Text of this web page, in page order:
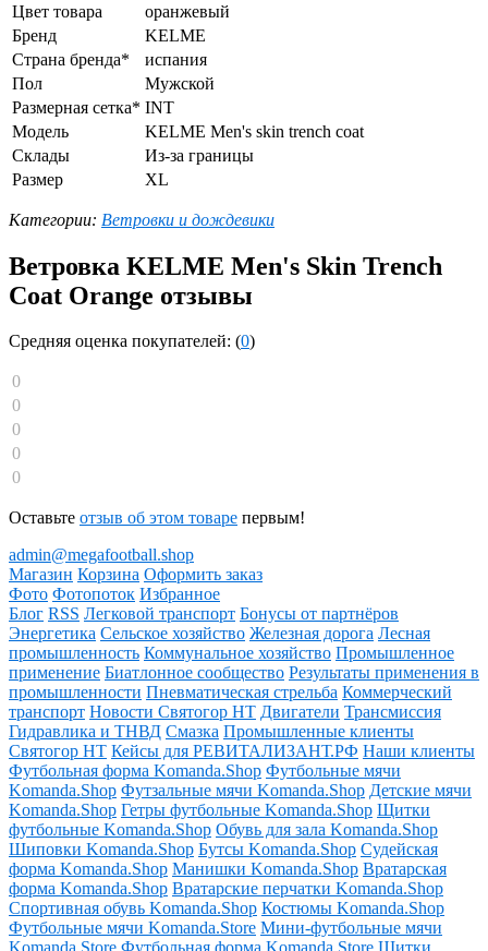
Цвет товара
оранжевый
Бренд
KELME
Страна бренда*
испания
Пол
Мужской
Размерная сетка* INT
Модель
KELME Men's skin trench coat
Склады
Из-за границы
Размер
XL
Категории: Ветровки и дождевики
Ветровка KELME Men's Skin Trench
Coat Orange отзывы
Средняя оценка покупателей: (0)
0
0
0
0
0
Оставьте отзыв об этом товаре первым!
admin@megafootball.shop
Магазин Корзина Оформить заказ
Фото Фотопоток Избранное
Блог RSS Легковой транспорт Бонусы от партнёров
Энергетика Сельское хозяйство Железная дорога Лесная
промышленность Коммунальное хозяйство Промышленное
применение Биатлонное сообщество Результаты применения в
промышленности Пневматическая стрельба Коммерческий
транспорт Новости Святогор НТ Двигатели Трансмиссия
Гидравлика и ТНВД Смазка Промышленные клиенты
Святогор НТ Кейсы для РЕВИТАЛИЗАНТ.РФ Наши клиенты
Футбольная форма Komanda.Shop Футбольные мячи
Komanda.Shop Футзальные мячи Komanda.Shop Детские мячи
Komanda.Shop Гетры футбольные Komanda.Shop Щитки
футбольные Komanda.Shop Обувь для зала Komanda.Shop
Шиповки Komanda.Shop Бутсы Komanda.Shop Судейская
форма Komanda.Shop Манишки Komanda.Shop Вратарская
форма Komanda.Shop Вратарские перчатки Komanda.Shop
Спортивная обувь Komanda.Shop Костюмы Komanda.Shop
Футбольные мячи Komanda.Store Мини-футбольные мячи